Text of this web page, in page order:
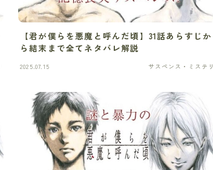
【君が僕らを悪魔と呼んだ頃】31話あらすじか
ら結末まで全てネタバレ解説
2025.07.15 サスペンス・ミステリ